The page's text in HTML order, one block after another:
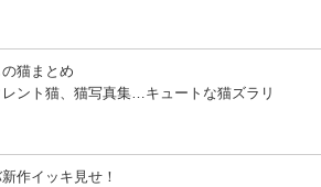
猫まとめ
レント猫、猫写真集…キュートな猫ズラリ
作イッキ見せ！